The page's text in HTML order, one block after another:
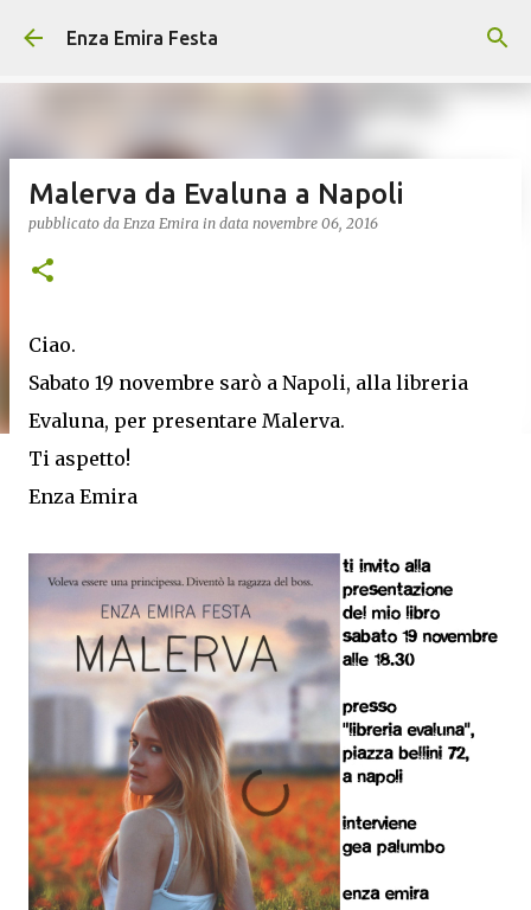
Passa ai contenuti principali
Enza Emira Festa
Malerva da Evaluna a Napoli
pubblicato da Enza Emira in data novembre 06, 2016
Ciao.
Sabato 19 novembre sarò a Napoli, alla libreria
Evaluna, per presentare Malerva.
Ti aspetto!
Enza Emira